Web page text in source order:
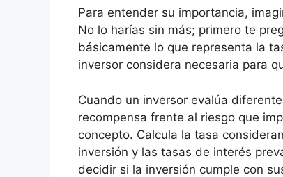
Para⁢ entender su importancia,
No lo⁢ harías sin‌ más; primero te
básicamente ​lo que representa la⁤
inversor considera necesaria ​para
Cuando⁤ un inversor evalúa
recompensa frente al riesgo que
concepto. Calcula la tasa
inversión y ‌las tasas de interés​
decidir si ‌la inversión cumple‌ con